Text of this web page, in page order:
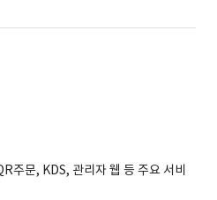
주문, KDS, 관리자 웹 등 주요 서비